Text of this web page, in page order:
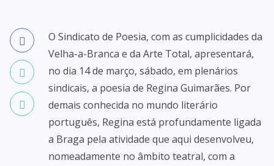
O Sindicato de Poesia, com as cumplicidades da
Velha-a-Branca e da Arte Total, apresentará,
no dia 14 de março, sábado, em plenários
sindicais, a poesia de Regina Guimarães. Por
demais conhecida no mundo literário
português, Regina está profundamente ligada
a Braga pela atividade que aqui desenvolveu,
nomeadamente no âmbito teatral, com a